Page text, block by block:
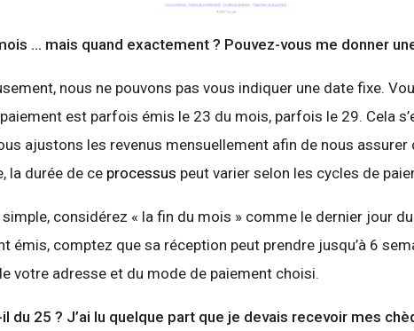
… mais quand exactement ? Pouvez-vous me donner
nous ne pouvons pas vous indiquer une date fixe.
est parfois émis le 23 du mois, parfois le 29. Cela
ajustons les revenus mensuellement afin de nous assurer
la durée de ce processus peut varier selon les cycles de
considérez « la fin du mois » comme le dernier jour
émis, comptez que sa réception peut prendre jusqu’à 6
votre adresse et du mode de paiement choisi.
il du 25 ? J’ai lu quelque part que je devais recevoir mes